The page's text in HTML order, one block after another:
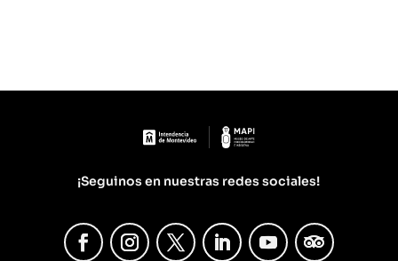
¡Seguinos en nuestras redes sociales!